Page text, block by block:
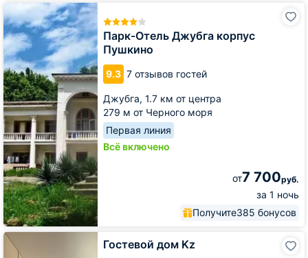
Парк-Отель Джубга корпус
Пушкино
9.3 7 отзывов гостей
Джубга, 1.7 км от центра
279 м от Черного моря
Первая линия
Всё включено
от7 700руб.
за 1 ночь
Получите385 бонусов
Парк-
Отель
Джубга
корпус
Пушкино
Гостевой дом Kz
Гостевой
дом